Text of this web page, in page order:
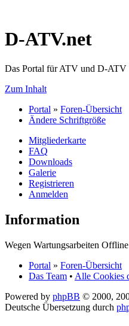
D-ATV.net
Das Portal für ATV und D-ATV
Zum Inhalt
Portal » Foren-Übersicht
Ändere Schriftgröße
Mitgliederkarte
FAQ
Downloads
Galerie
Registrieren
Anmelden
Information
Wegen Wartungsarbeiten Offline
Portal » Foren-Übersicht
Das Team • Alle Cookies
Powered by phpBB © 2000,
Deutsche Übersetzung durch